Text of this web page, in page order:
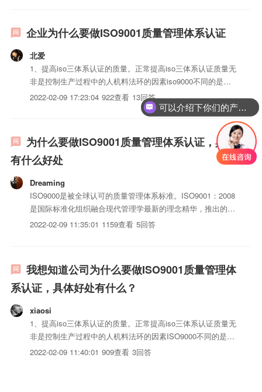
企业为什么要做ISO9001质量管理体系认证
北爱
1、提高iso三体系认证的质量。正常提高iso三体系认证质量无
非是控制生产过程中的人机料法环的因素iso9000不同的是，
它还控制五大因素的持续改进，最终使iso三体系认证的质量
提高。2、树立良好的企业形象3、减少失误和返工，提高生产
效益。4、提高企业过程管理水平。iso9000...
2022-02-09 17:23:04 922查看 13回答
为什么要做ISO9001质量管理体系认证，具体
有什么好处
Dreaming
ISO9000是被全球认可的质量管理体系标准。ISO9001：2008
是国际标准化组织融合现代管理学最新的理念精华，推出的最
新质量管理体系标准，更加适用于各种类型、各种行业的组
2022-02-09 11:35:01 1159查看 5回答
我想知道公司为什么要做ISO9001质量管理体
系认证，具体好处有什么？
xiaosi
1、提高iso三体系认证的质量。正常提高iso三体系认证质量无
非是控制生产过程中的人机料法环的因素ISO9000不同的是，
它还控制五大因素的持续改进，最终使iso三体系认证的质量
2022-02-09 11:40:01 909查看 3回答
可以介绍下你们的产品么？